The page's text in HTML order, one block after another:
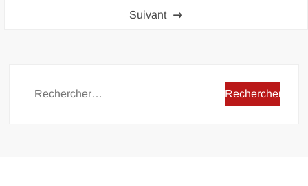
Suivant
Rechercher :